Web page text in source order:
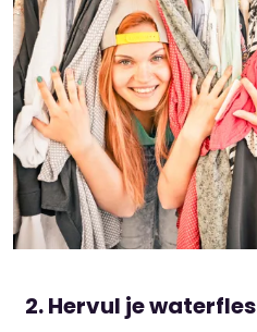
Hervul je waterfles